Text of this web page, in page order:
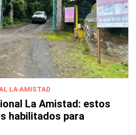
LA AMISTAD
La Amistad: estos
habilitados para